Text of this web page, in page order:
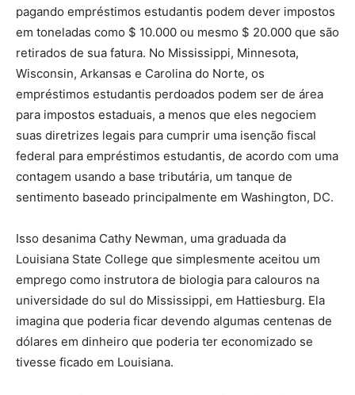
pagando empréstimos estudantis podem dever impostos
em toneladas como $ 10.000 ou mesmo $ 20.000 que são
retirados de sua fatura. No Mississippi, Minnesota,
Wisconsin, Arkansas e Carolina do Norte, os
empréstimos estudantis perdoados podem ser de área
para impostos estaduais, a menos que eles negociem
suas diretrizes legais para cumprir uma isenção fiscal
federal para empréstimos estudantis, de acordo com uma
contagem usando a base tributária, um tanque de
sentimento baseado principalmente em Washington, DC.
Isso desanima Cathy Newman, uma graduada da
Louisiana State College que simplesmente aceitou um
emprego como instrutora de biologia para calouros na
universidade do sul do Mississippi, em Hattiesburg. Ela
imagina que poderia ficar devendo algumas centenas de
dólares em dinheiro que poderia ter economizado se
tivesse ficado em Louisiana.